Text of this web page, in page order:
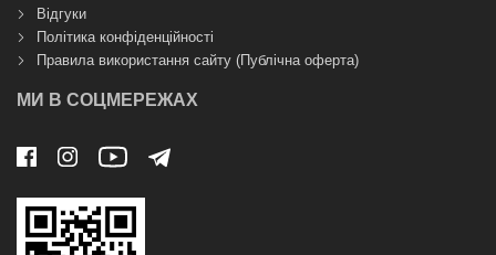
Відгуки
Політика конфіденційності
Правила використання сайту (Публічна оферта)
МИ В СОЦМЕРЕЖАХ